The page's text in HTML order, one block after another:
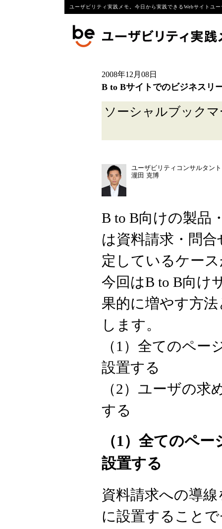
ユーザビリティ実践メモ。今日から実践できるWebサイトユ
2008年12月08日
B to Bサイトでのビジネスリ
ソーシャルブック
ユーザビリティコンサルタント
瀧田 克博
B to B向けの製品
は資料請求・問
定しているケー
今回はB to B向け
果的に増やす方
します。
（1）全てのペー
設置する
（2）ユーザの求
する
（1）全てのペ
設置する
資料請求への導
に設置すること